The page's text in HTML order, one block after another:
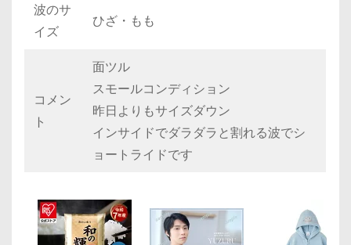
波のサ
イズ
ひざ・もも
コメン
ト
面ツル
スモールコンディション
昨日よりもサイズダウン
インサイドでダラダラと割れる波でシ
ョートライドです